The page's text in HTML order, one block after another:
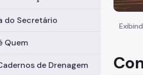
do Secretário
Quem
de Drenagem